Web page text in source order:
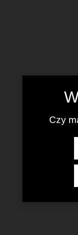
Czy